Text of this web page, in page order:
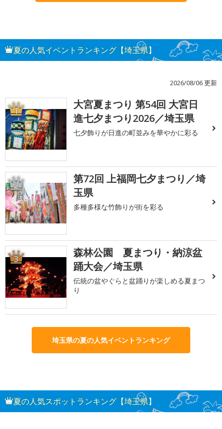
夏の人気イベントランキング【埼玉県】
2026/08/06 更新
1
大宮夏まつり 第54回 大宮日
進七夕まつり2026／埼玉県
七夕飾りが日進の町並みを華やかに彩る
2
第72回 上福岡七夕まつり／埼
玉県
多種多様な竹飾りが街を彩る
3
森林公園 夏まつり・納涼盆
踊大会／埼玉県
伝統の盆やぐらと盆踊りが楽しめる夏まつ
り
埼玉県の夏の人気イベントランキング
夏の人気スポットランキング【埼玉県】